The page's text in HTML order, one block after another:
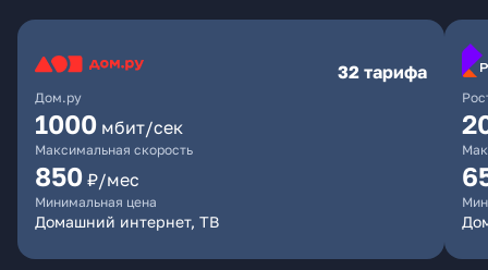
Дом.ру
32 тарифа
1000 мбит/сек
Максимальная скорость
850 ₽/мес
Минимальная цена
Домашний интернет, ТВ